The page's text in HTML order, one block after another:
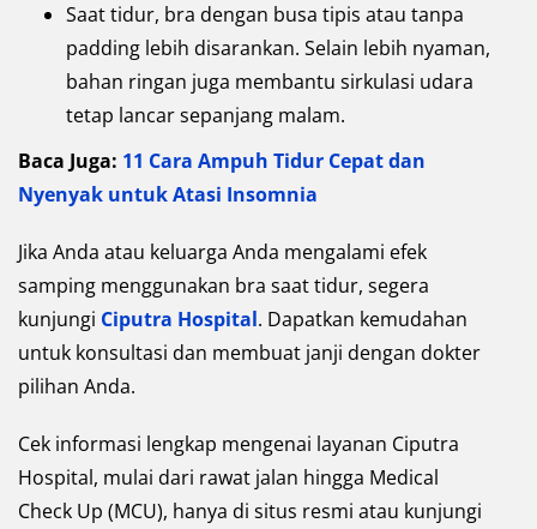
Saat tidur, bra dengan busa tipis atau tanpa
padding lebih disarankan. Selain lebih nyaman,
bahan ringan juga membantu sirkulasi udara
tetap lancar sepanjang malam.
Baca Juga: 11 Cara Ampuh Tidur Cepat dan
Nyenyak untuk Atasi Insomnia
Jika Anda atau keluarga Anda mengalami efek
samping menggunakan bra saat tidur, segera
kunjungi Ciputra Hospital. Dapatkan kemudahan
untuk konsultasi dan membuat janji dengan dokter
pilihan Anda.
Cek informasi lengkap mengenai layanan Ciputra
Hospital, mulai dari rawat jalan hingga Medical
Check Up (MCU), hanya di situs resmi atau kunjungi